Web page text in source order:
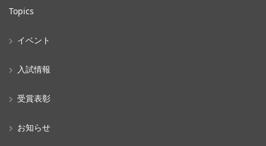
Topics
イベント
入試情報
受賞表彰
お知らせ